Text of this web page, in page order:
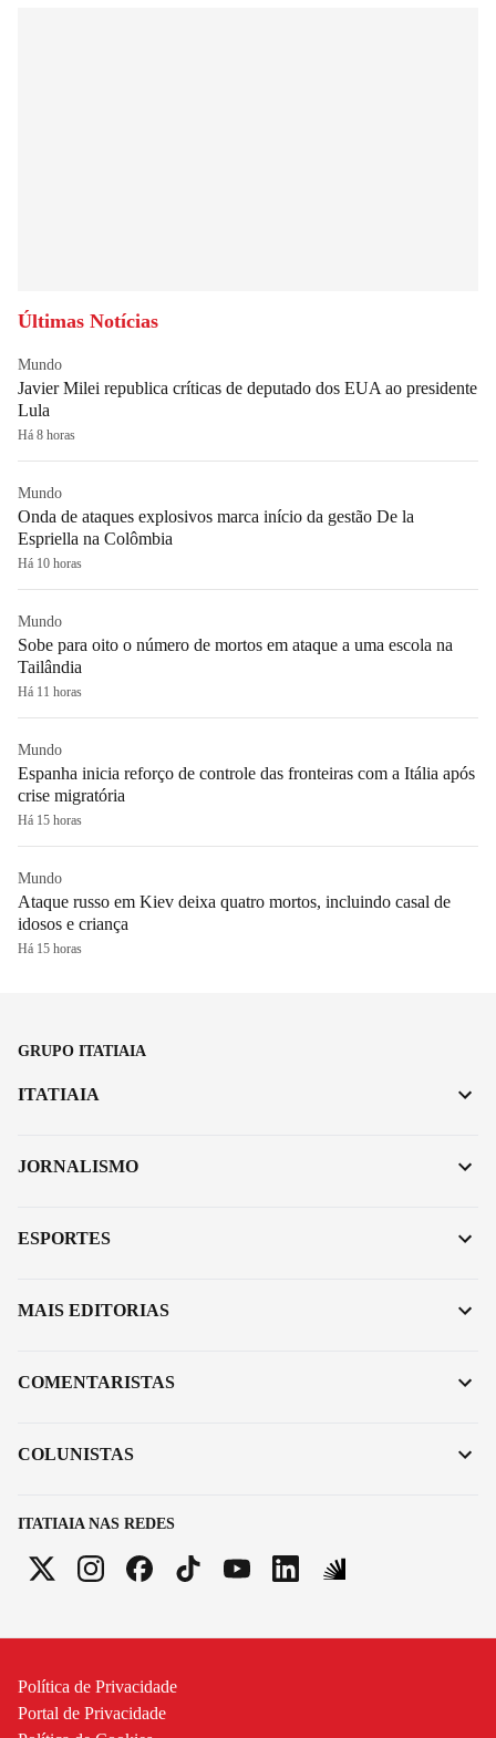
Últimas Notícias
Mundo
Javier Milei republica críticas de deputado dos EUA ao presidente
Lula
Há 8 horas
Mundo
Onda de ataques explosivos marca início da gestão De la
Espriella na Colômbia
Há 10 horas
Mundo
Sobe para oito o número de mortos em ataque a uma escola na
Tailândia
Há 11 horas
Mundo
Espanha inicia reforço de controle das fronteiras com a Itália após
crise migratória
Há 15 horas
Mundo
Ataque russo em Kiev deixa quatro mortos, incluindo casal de
idosos e criança
Há 15 horas
GRUPO ITATIAIA
ITATIAIA NAS REDES
ITATIAIA
JORNALISMO
ESPORTES
MAIS EDITORIAS
COMENTARISTAS
COLUNISTAS
Política de Privacidade
Portal de Privacidade